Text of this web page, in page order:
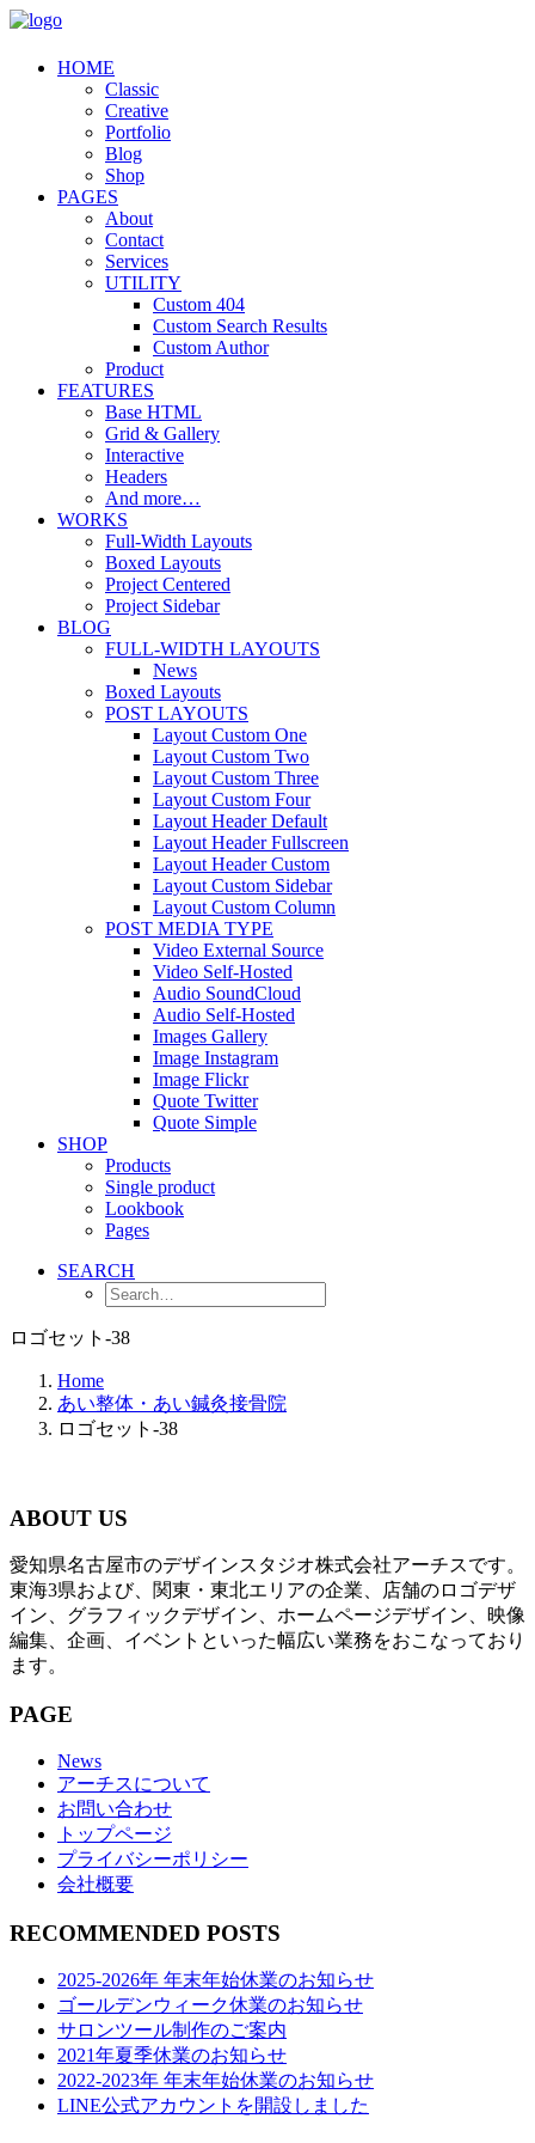
HOME
Classic
Creative
Portfolio
Blog
Shop
PAGES
About
Contact
Services
UTILITY
Custom 404
Custom Search Results
Custom Author
Product
FEATURES
Base HTML
Grid & Gallery
Interactive
Headers
And more…
WORKS
Full-Width Layouts
Boxed Layouts
Project Centered
Project Sidebar
BLOG
FULL-WIDTH LAYOUTS
News
Boxed Layouts
POST LAYOUTS
Layout Custom One
Layout Custom Two
Layout Custom Three
Layout Custom Four
Layout Header Default
Layout Header Fullscreen
Layout Header Custom
Layout Custom Sidebar
Layout Custom Column
POST MEDIA TYPE
Video External Source
Video Self-Hosted
Audio SoundCloud
Audio Self-Hosted
Images Gallery
Image Instagram
Image Flickr
Quote Twitter
Quote Simple
SHOP
Products
Single product
Lookbook
Pages
SEARCH
ロゴセット-38
Home
あい整体・あい鍼灸接骨院
ロゴセット-38
ABOUT US
愛知県名古屋市のデザインスタジオ株式会社アーチスです。
東海3県および、関東・東北エリアの企業、店舗のロゴデザ
イン、グラフィックデザイン、ホームページデザイン、映像
編集、企画、イベントといった幅広い業務をおこなっており
ます。
PAGE
News
アーチスについて
お問い合わせ
トップページ
プライバシーポリシー
会社概要
RECOMMENDED POSTS
2025-2026年 年末年始休業のお知らせ
ゴールデンウィーク休業のお知らせ
サロンツール制作のご案内
2021年夏季休業のお知らせ
2022-2023年 年末年始休業のお知らせ
LINE公式アカウントを開設しました